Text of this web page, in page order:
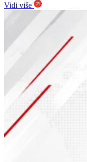
Vidi više